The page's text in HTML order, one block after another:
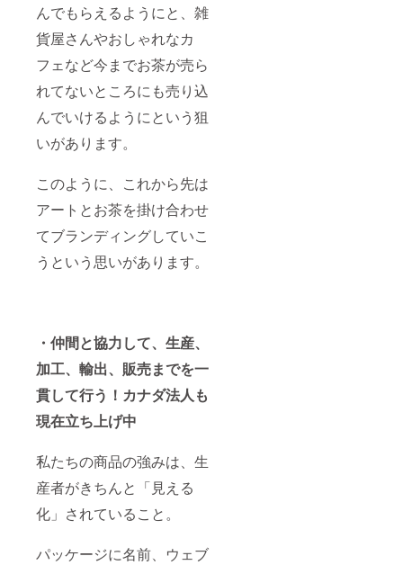
んでもらえるようにと、雑
貨屋さんやおしゃれなカ
フェなど今までお茶が売ら
れてないところにも売り込
んでいけるようにという狙
いがあります。
このように、これから先は
アートとお茶を掛け合わせ
てブランディングしていこ
うという思いがあります。
・仲間と協力して、生産、
加工、輸出、販売までを一
貫して行う！カナダ法人も
現在立ち上げ中
私たちの商品の強みは、生
産者がきちんと「見える
化」されていること。
パッケージに名前、ウェブ